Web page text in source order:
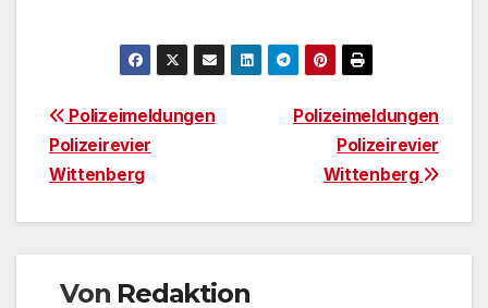
BeitragsnavigationPolizeimeldungen
Polizeirevier
Wittenberg
Polizeimeldungen
Polizeirevier
Wittenberg
Von Redaktion